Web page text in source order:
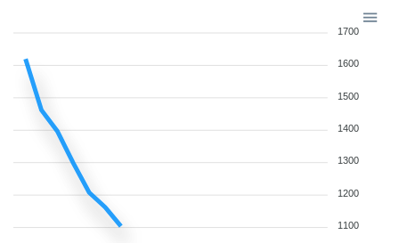
1700
1600
1500
1400
1300
1200
1100